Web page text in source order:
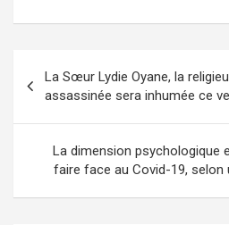
de
l’article
La Sœur Lydie Oyane, la
assassinée sera inhumée ce
La dimension psychologique
faire face au Covid-19, selon